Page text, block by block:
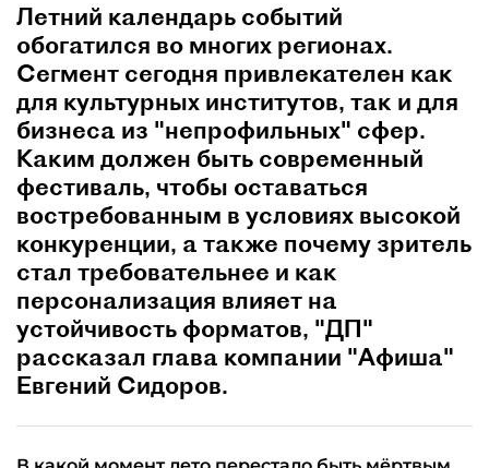
Летний календарь событий
обогатился во многих регионах.
Сегмент сегодня привлекателен как
для культурных институтов, так и для
бизнеса из "непрофильных" сфер.
Каким должен быть современный
фестиваль, чтобы оставаться
востребованным в условиях высокой
конкуренции, а также почему зритель
стал требовательнее и как
персонализация влияет на
устойчивость форматов, "ДП"
рассказал глава компании "Афиша"
Евгений Сидоров.